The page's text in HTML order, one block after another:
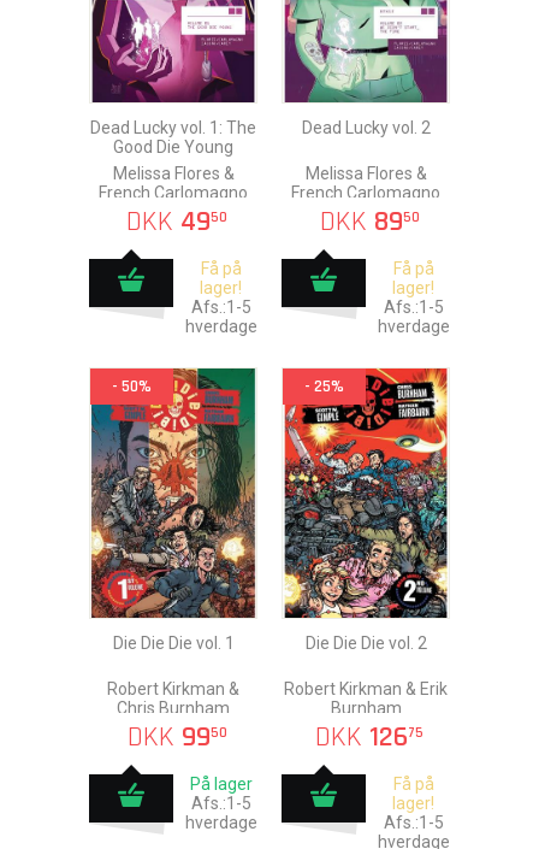
Dead Lucky vol. 1: The
Good Die Young
Melissa Flores &
French Carlomagno
DKK 4950
Få på
lager!
Afs.:1-5
hverdage
Dead Lucky vol. 2
Melissa Flores &
French Carlomagno
DKK 8950
Få på
lager!
Afs.:1-5
hverdage
- 50%
Die Die Die vol. 1
Robert Kirkman &
Chris Burnham
DKK 9950
På lager
Afs.:1-5
hverdage
- 25%
Die Die Die vol. 2
Robert Kirkman & Erik
Burnham
DKK 12675
Få på
lager!
Afs.:1-5
hverdage